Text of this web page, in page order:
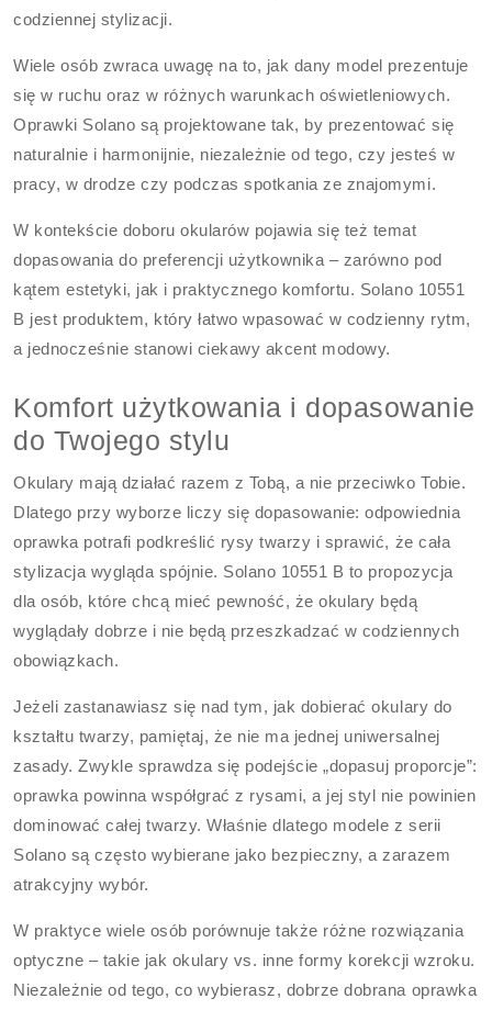
codziennej stylizacji.
Wiele osób zwraca uwagę na to, jak dany model prezentuje
się w ruchu oraz w różnych warunkach oświetleniowych.
Oprawki Solano są projektowane tak, by prezentować się
naturalnie i harmonijnie, niezależnie od tego, czy jesteś w
pracy, w drodze czy podczas spotkania ze znajomymi.
W kontekście doboru okularów pojawia się też temat
dopasowania do preferencji użytkownika – zarówno pod
kątem estetyki, jak i praktycznego komfortu. Solano 10551
B jest produktem, który łatwo wpasować w codzienny rytm,
a jednocześnie stanowi ciekawy akcent modowy.
Komfort użytkowania i dopasowanie
do Twojego stylu
Okulary mają działać razem z Tobą, a nie przeciwko Tobie.
Dlatego przy wyborze liczy się dopasowanie: odpowiednia
oprawka potrafi podkreślić rysy twarzy i sprawić, że cała
stylizacja wygląda spójnie. Solano 10551 B to propozycja
dla osób, które chcą mieć pewność, że okulary będą
wyglądały dobrze i nie będą przeszkadzać w codziennych
obowiązkach.
Jeżeli zastanawiasz się nad tym, jak dobierać okulary do
kształtu twarzy, pamiętaj, że nie ma jednej uniwersalnej
zasady. Zwykle sprawdza się podejście „dopasuj proporcje”:
oprawka powinna współgrać z rysami, a jej styl nie powinien
dominować całej twarzy. Właśnie dlatego modele z serii
Solano są często wybierane jako bezpieczny, a zarazem
atrakcyjny wybór.
W praktyce wiele osób porównuje także różne rozwiązania
optyczne – takie jak okulary vs. inne formy korekcji wzroku.
Niezależnie od tego, co wybierasz, dobrze dobrana oprawka